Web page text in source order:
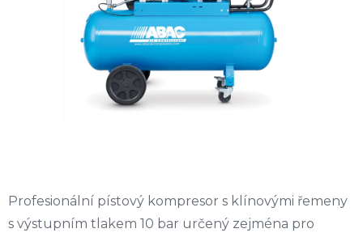
Profesionální pístový kompresor s klínovými řemeny
s výstupním tlakem 10 bar určený zejména pro